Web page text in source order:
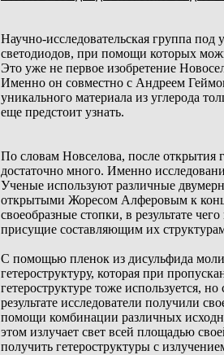
Научно-исследовательская группа
светодиодов, при помощи которых
Это уже не первое изобретение
Именно он совместно с Андреем
уникального материала из углерода
еще предстоит узнать.
По словам Новселова, после открытия
достаточно много. Именно
Ученые используют различные
открытыми Жоресом Алферовым к
своеобразные стопки, в результате
присущие составляющим их
С помощью пленок из дисульфида
гетероструктуру, которая при
гетероструктуре тоже используется,
результате исследователи получили
помощи комбинации различных
этом излучает свет всей площадью
получить гетероструктуры с